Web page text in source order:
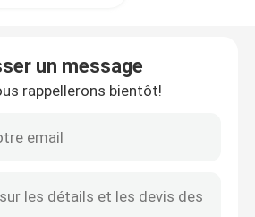
un message
rappellerons bientôt!